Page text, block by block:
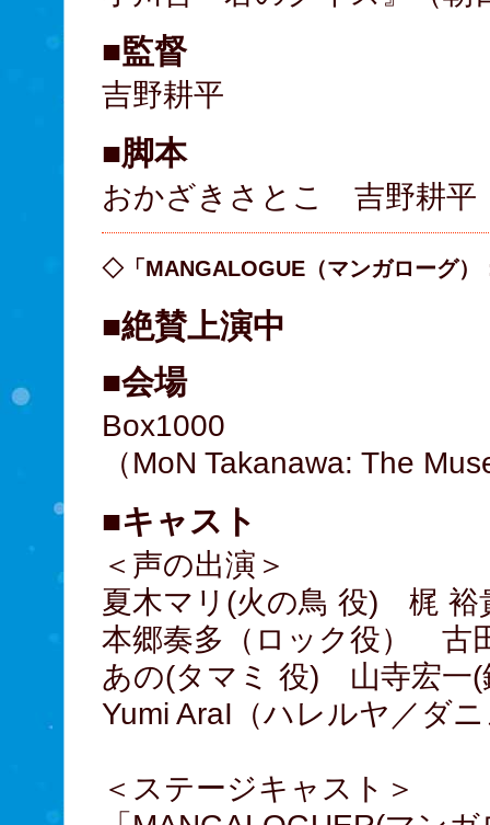
■監督
吉野耕平
■脚本
おかざきさとこ 吉野耕平
◇「MANGALOGUE（マンガローグ）
■絶賛上演中
■会場
Box1000
（MoN Takanawa: The
■キャスト
＜声の出演＞
夏木マリ(火の鳥 役) 梶 裕
本郷奏多（ロック役） 古
あの(タマミ 役) 山寺宏一(
Yumi AraI（ハレルヤ／ダ
＜ステージキャスト＞